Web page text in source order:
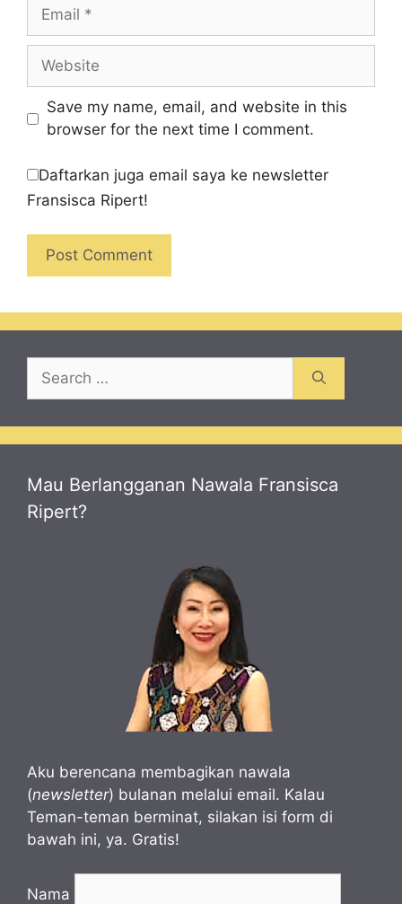
Email
Website
Save my name, email, and website in this
browser for the next time I comment.
Daftarkan juga email saya ke newsletter
Fransisca Ripert!
Search
for:
Mau Berlangganan Nawala Fransisca
Ripert?
Aku berencana membagikan nawala
(newsletter) bulanan melalui email. Kalau
Teman-teman berminat, silakan isi form di
bawah ini, ya. Gratis!
Nama